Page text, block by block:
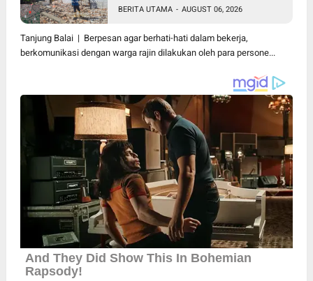
Bangunan
BERITA UTAMA - AUGUST 06, 2026
Tanjung Balai | Berpesan agar berhati-hati dalam bekerja,
berkomunikasi dengan warga rajin dilakukan oleh para persone...